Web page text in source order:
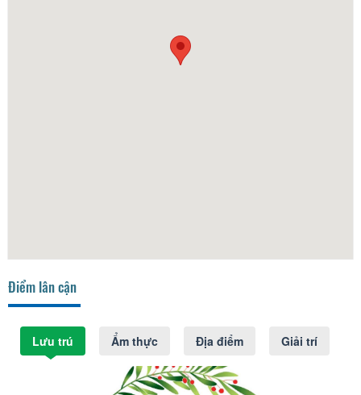
Điểm lân cận
Lưu trú Ẩm thực Địa điểm Giải trí